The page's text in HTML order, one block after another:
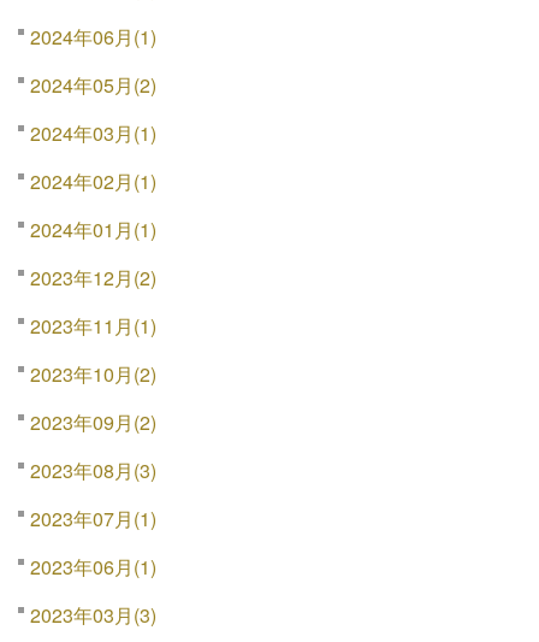
2024年06月(1)
2024年05月(2)
2024年03月(1)
2024年02月(1)
2024年01月(1)
2023年12月(2)
2023年11月(1)
2023年10月(2)
2023年09月(2)
2023年08月(3)
2023年07月(1)
2023年06月(1)
2023年03月(3)